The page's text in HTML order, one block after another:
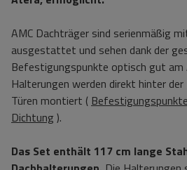
AMC Dachträger sind serienmäßig
ausgestattet und sehen dank der
Befestigungspunkte optisch gut am
Halterungen werden direkt hinter
Türen montiert (
Dichtung ).
Das Set enthält 117 cm lange